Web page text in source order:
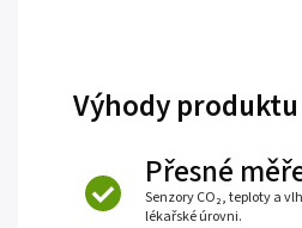
Výhody produktu
Přesné
Senzory CO₂, teploty a
lékařské úrovni.